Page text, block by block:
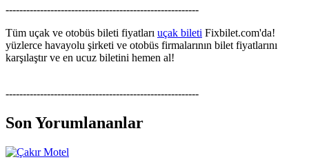
--------------------------------------------------------
Tüm uçak ve otobüs bileti fiyatları uçak bileti Fixbilet.com'da!
yüzlerce havayolu şirketi ve otobüs firmalarının bilet fiyatlarını
karşılaştır ve en ucuz biletini hemen al!
--------------------------------------------------------
Son Yorumlananlar